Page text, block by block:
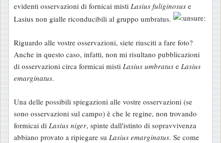
evidenti osservazioni di fornicai misti Lasius fuliginosus e
Lasius non gialle riconducibili al gruppo umbratus.
Riguardo alle vostre osservazioni, siete riusciti a fare foto?
Anche in questo caso, infatti, non mi risultano pubblicazioni
di osservazioni circa formicai misti Lasius umbratus e Lasius
emarginatus.
Una delle possibili spiegazioni alle vostre osservazioni (se
sono osservazioni sul campo) è che le regine, non trovando
formicai di Lasius niger, spinte dall'istinto di sopravvivenza
abbiano provato a ripiegare su Lasius emarginatus. Se come